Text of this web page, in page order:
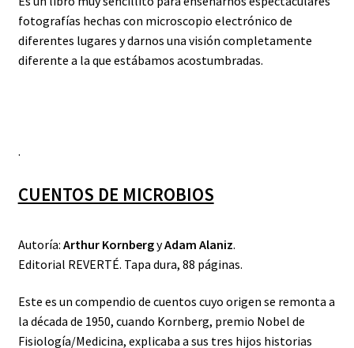
fotografías hechas con microscopio electrónico de
diferentes lugares y darnos una visión completamente
diferente a la que estábamos acostumbradas.
.
CUENTOS DE MICROBIOS
Autoría: Arthur KornbergyAdam Alaniz.
Editorial REVERTÉ. Tapa dura, 88 páginas.
Este es un compendio de cuentos cuyo origen se remonta a
la década de 1950, cuando Kornberg, premio Nobel de
Fisiología/Medicina, explicaba a sus tres hijos historias